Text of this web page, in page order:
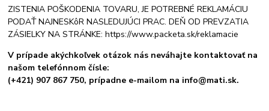
ZISTENIA POŠKODENIA TOVARU, JE POTREBNÉ REKLAMÁCIU
PODAŤ NAJNESKôR NASLEDUJÚCI PRAC. DEŇ OD PREVZATIA
ZÁSIELKY NA STRÁNKE: https://www.packeta.sk/reklamacie
V prípade akýchkoľvek otázok nás neváhajte kontaktovať na
našom telefónnom čísle:
(+421) 907 867 750, prípadne e-mailom na info@mati.sk.